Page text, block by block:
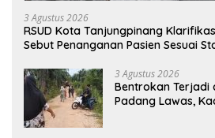
3 Agustus 2026
RSUD Kota Tanjungpinang
Sebut Penanganan Pasien Sesuai
3 Agustus 2026
Bentrokan Terjadi
Padang Lawas,